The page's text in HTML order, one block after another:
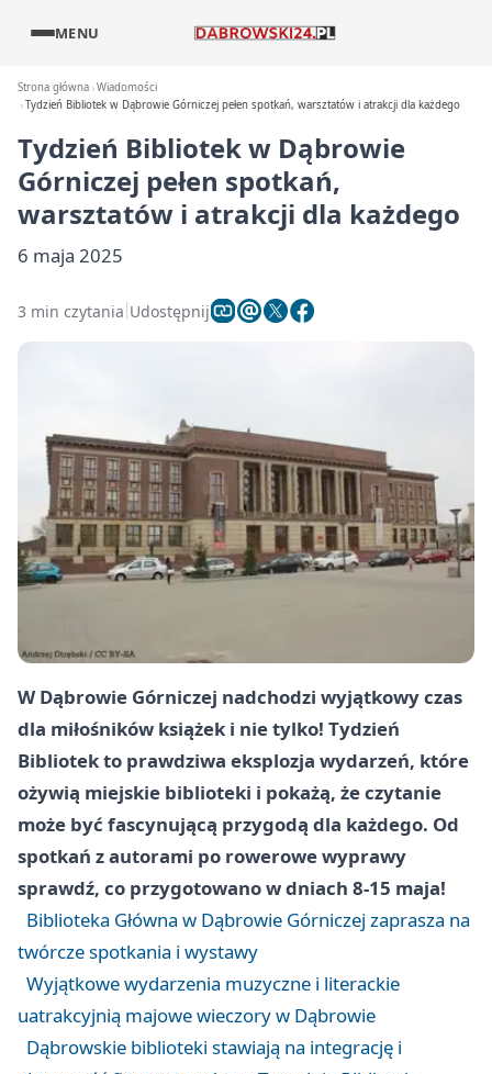
MENU
Strona główna Wiadomości
Tydzień Bibliotek w Dąbrowie Górniczej pełen spotkań, warsztatów i atrakcji dla każdego
Tydzień Bibliotek w Dąbrowie
Górniczej pełen spotkań,
warsztatów i atrakcji dla każdego
6 maja 2025
3 min czytania Udostępnij
W Dąbrowie Górniczej nadchodzi wyjątkowy czas
dla miłośników książek i nie tylko! Tydzień
Bibliotek to prawdziwa eksplozja wydarzeń, które
ożywią miejskie biblioteki i pokażą, że czytanie
może być fascynującą przygodą dla każdego. Od
spotkań z autorami po rowerowe wyprawy
sprawdź, co przygotowano w dniach 8-15 maja!
Biblioteka Główna w Dąbrowie Górniczej zaprasza na
twórcze spotkania i wystawy
Wyjątkowe wydarzenia muzyczne i literackie
uatrakcyjnią majowe wieczory w Dąbrowie
Dąbrowskie biblioteki stawiają na integrację i